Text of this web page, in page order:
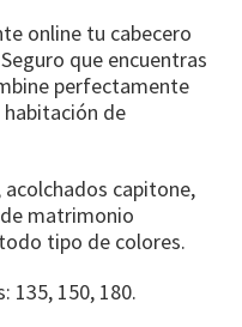
online tu cabecero
que encuentras
perfectamente
de
capitone,
matrimonio
tipo de colores.
135, 150, 180.